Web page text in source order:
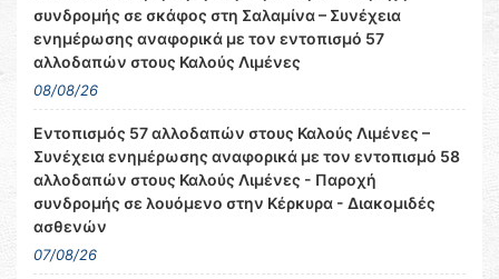
συνδρομής σε σκάφος στη Σαλαμίνα – Συνέχεια
ενημέρωσης αναφορικά με τον εντοπισμό 57
αλλοδαπών στους Καλούς Λιμένες
08/08/26
Εντοπισμός 57 αλλοδαπών στους Καλούς Λιμένες –
Συνέχεια ενημέρωσης αναφορικά με τον εντοπισμό 58
αλλοδαπών στους Καλούς Λιμένες - Παροχή
συνδρομής σε λουόμενο στην Κέρκυρα - Διακομιδές
ασθενών
07/08/26